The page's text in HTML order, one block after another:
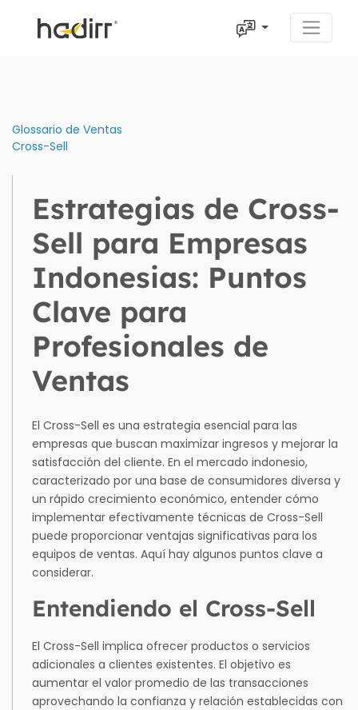
Glossario de Ventas
Cross-Sell
Estrategias de Cross-
Sell para Empresas
Indonesias: Puntos
Clave para
Profesionales de
Ventas
El Cross-Sell es una estrategia esencial para las
empresas que buscan maximizar ingresos y mejorar la
satisfacción del cliente. En el mercado indonesio,
caracterizado por una base de consumidores diversa y
un rápido crecimiento económico, entender cómo
implementar efectivamente técnicas de Cross-Sell
puede proporcionar ventajas significativas para los
equipos de ventas. Aquí hay algunos puntos clave a
considerar.
Entendiendo el Cross-Sell
El Cross-Sell implica ofrecer productos o servicios
adicionales a clientes existentes. El objetivo es
aumentar el valor promedio de las transacciones
aprovechando la confianza y relación establecidas con